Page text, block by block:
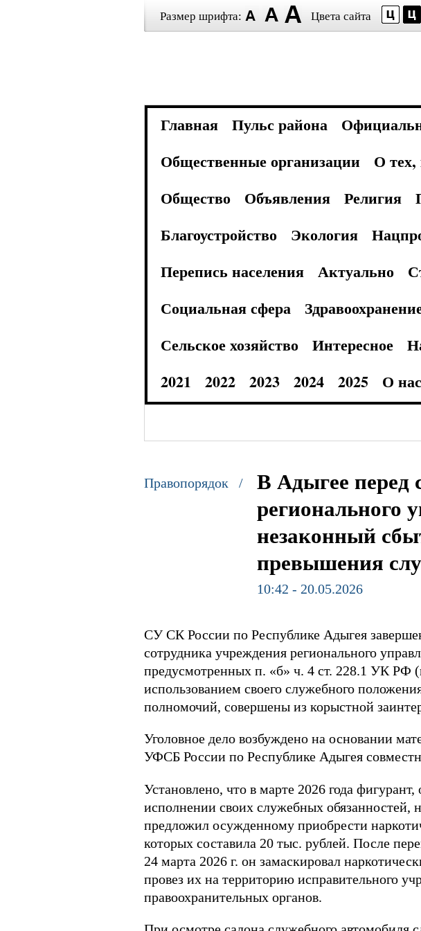
Размер шрифта: Цвета сайта
Главная Пульс района
Общественные организации
О
Общество
Объявления Религия
Благоустройство
Экология
Перепись населения
Актуально
Социальная сфера
Сельское хозяйство
Интересное
2021
2022 2023 2024 2025 О нас
Правопорядок /
В Адыгее перед
регионального
незаконный
превышения
10:42 - 20.05.2026
СУ СК России по Республике Адыгея
сотрудника учреждения регионального
предусмотренных п. «б» ч. 4 ст. 228.1 УК РФ
использованием своего служебного
полномочий, совершены из корыстной
Уголовное дело возбуждено на основании
УФСБ России по Республике Адыгея
Установлено, что в марте 2026 года
исполнении своих служебных обязанностей,
предложил осужденному приобрести
которых составила 20 тыс. рублей. После
24 марта 2026 г. он замаскировал
провез их на территорию исправительного
правоохранительных органов.